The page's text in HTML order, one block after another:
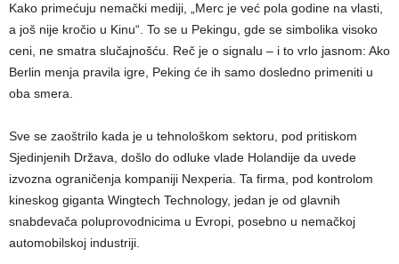
Kako primećuju nemački mediji, „Merc je već pola godine na vlasti,
a još nije kročio u Kinu“. To se u Pekingu, gde se simbolika visoko
ceni, ne smatra slučajnošću. Reč je o signalu – i to vrlo jasnom: Ako
Berlin menja pravila igre, Peking će ih samo dosledno primeniti u
oba smera.
Sve se zaoštrilo kada je u tehnološkom sektoru, pod pritiskom
Sjedinjenih Država, došlo do odluke vlade Holandije da uvede
izvozna ograničenja kompaniji Nexperia. Ta firma, pod kontrolom
kineskog giganta Wingtech Technology, jedan je od glavnih
snabdevača poluprovodnicima u Evropi, posebno u nemačkoj
automobilskoj industriji.